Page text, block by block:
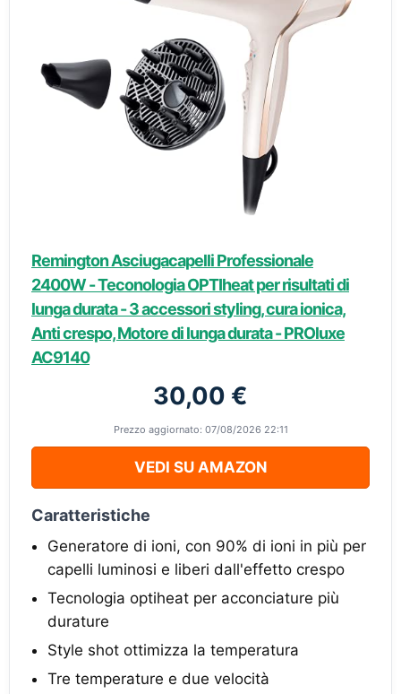
Remington Asciugacapelli Professionale
2400W - Teconologia OPTIheat per risultati di
lunga durata - 3 accessori styling, cura ionica,
Anti crespo, Motore di lunga durata - PROluxe
AC9140
30,00 €
Prezzo aggiornato: 07/08/2026 22:11
VEDI SU AMAZON
Caratteristiche
Generatore di ioni, con 90% di ioni in più per
capelli luminosi e liberi dall'effetto crespo
Tecnologia optiheat per acconciature più
durature
Style shot ottimizza la temperatura
Tre temperature e due velocità